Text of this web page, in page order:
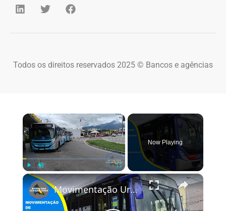
Todos os direitos reservados 2025 © Bancos e agências
×
Play Unmute Fullscreen
Now Playing
×
Movimentação Urbanos no terminal rodoviário de São Sebastião-SP em 2025(teve até ônibus novo da pássaro marron)